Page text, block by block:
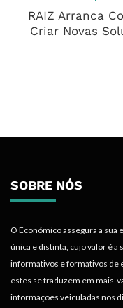
RAIZ Arranca
Criar Novas
SOBRE NÓS
O Económico assegura a sua
única e distinta, cujo valor é a
informativos e formativos de
estes se traduzem em mais-
informações veiculadas nos